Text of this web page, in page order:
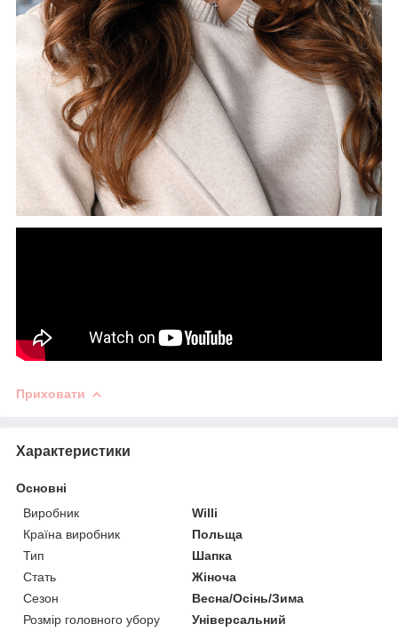
Приховати
Характеристики
Основні
Виробник
Willi
Країна виробник
Польща
Тип
Шапка
Стать
Жіноча
Сезон
Весна/Осінь/Зима
Розмір головного убору
Універсальний